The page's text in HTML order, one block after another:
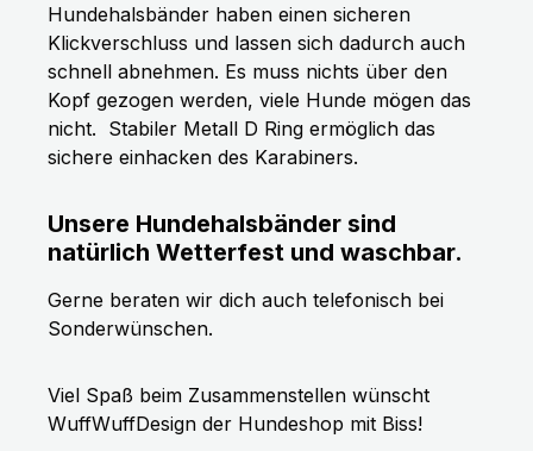
Hundehalsbänder haben einen sicheren
Klickverschluss und lassen sich dadurch auch
schnell abnehmen. Es muss nichts über den
Kopf gezogen werden, viele Hunde mögen das
nicht. Stabiler Metall D Ring ermöglich das
sichere einhacken des Karabiners.
Unsere Hundehalsbänder sind
natürlich Wetterfest und waschbar.
Gerne beraten wir dich auch telefonisch bei
Sonderwünschen.
Viel Spaß beim Zusammenstellen wünscht
WuffWuffDesign der Hundeshop mit Biss!